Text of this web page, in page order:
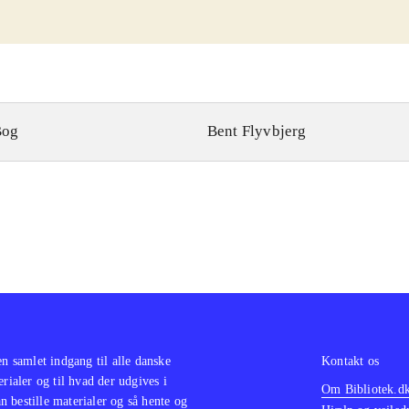
Bent Flyvbjerg
samlet indgang til alle danske
og til hvad der udgives i
bestille materialer og så hente og
Kontakt os
Om